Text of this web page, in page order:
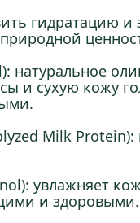
гидратацию
натуральное
и сухую кожу
Milk Protein):
увлажняет
и здоровыми.